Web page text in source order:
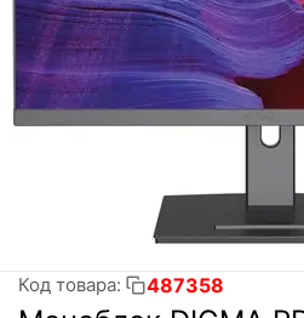
Код товара: 487358